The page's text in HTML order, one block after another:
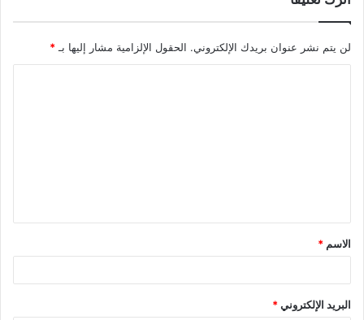
لن يتم نشر عنوان بريدك الإلكتروني. الحقول الإلزامية مشار إليها بـ *
ق
*
الاسم *
البريد الإلكتروني*